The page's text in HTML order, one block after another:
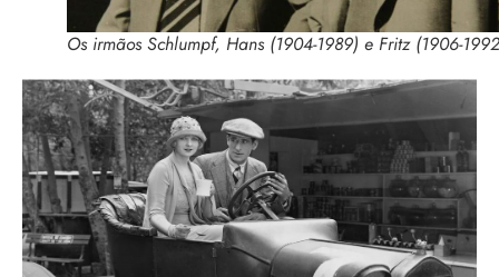
Os irmãos Schlumpf, Hans (1904-1989) e Fritz (1906-